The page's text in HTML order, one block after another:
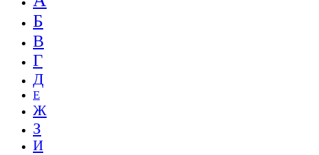
Б
В
Г
Д
Е
Ж
З
И